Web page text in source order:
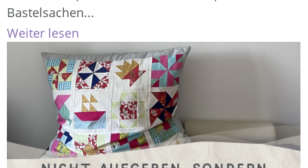
Bastelsachen...
Weiter lesen